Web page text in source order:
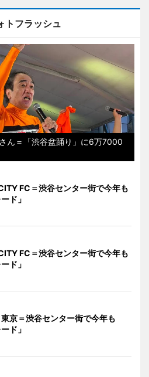
トフラッシュ
ん＝「渋谷盆踊り」に6万7000
FC＝渋谷センター街で今年も
ド」
FC＝渋谷センター街で今年も
ド」
京＝渋谷センター街で今年も
ド」